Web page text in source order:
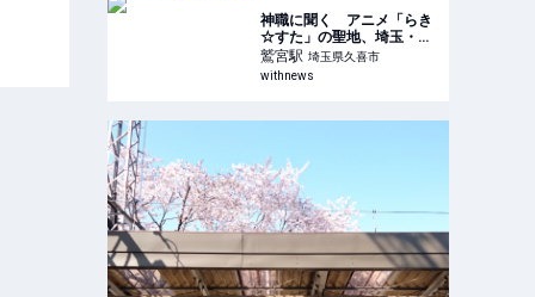
神職に聞く アニメ「らき
☆すた」の聖地、埼玉・鷲
宮神社の年末年始
鷲宮駅 埼玉県久喜市
withnews